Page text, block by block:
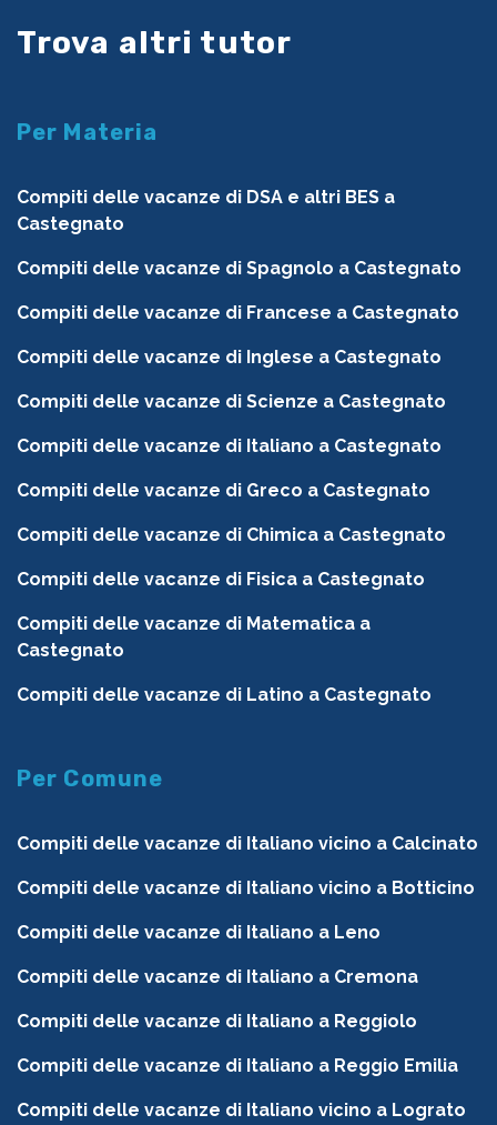
Trova altri tutor
Per Materia
Compiti delle vacanze di DSA e altri BES a
Castegnato
Compiti delle vacanze di Spagnolo a Castegnato
Compiti delle vacanze di Francese a Castegnato
Compiti delle vacanze di Inglese a Castegnato
Compiti delle vacanze di Scienze a Castegnato
Compiti delle vacanze di Italiano a Castegnato
Compiti delle vacanze di Greco a Castegnato
Compiti delle vacanze di Chimica a Castegnato
Compiti delle vacanze di Fisica a Castegnato
Compiti delle vacanze di Matematica a
Castegnato
Compiti delle vacanze di Latino a Castegnato
Per Comune
Compiti delle vacanze di Italiano vicino a Calcinato
Compiti delle vacanze di Italiano vicino a Botticino
Compiti delle vacanze di Italiano a Leno
Compiti delle vacanze di Italiano a Cremona
Compiti delle vacanze di Italiano a Reggiolo
Compiti delle vacanze di Italiano a Reggio Emilia
Compiti delle vacanze di Italiano vicino a Lograto